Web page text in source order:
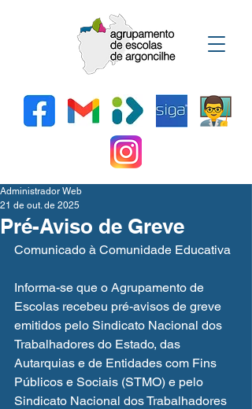
Pré-Aviso de Greve
Administrador Web
21 de out. de 2025
Comunicado à Comunidade Educativa
Informa-se que o Agrupamento de
Escolas recebeu pré-avisos de greve
emitidos pelo Sindicato Nacional dos
Trabalhadores do Estado, das
Autarquias e de Entidades com Fins
Públicos e Sociais (STMO) e pelo
Sindicato Nacional dos Trabalhadores